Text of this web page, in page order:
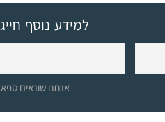
למידע נוסף
*אנחנו שונאים